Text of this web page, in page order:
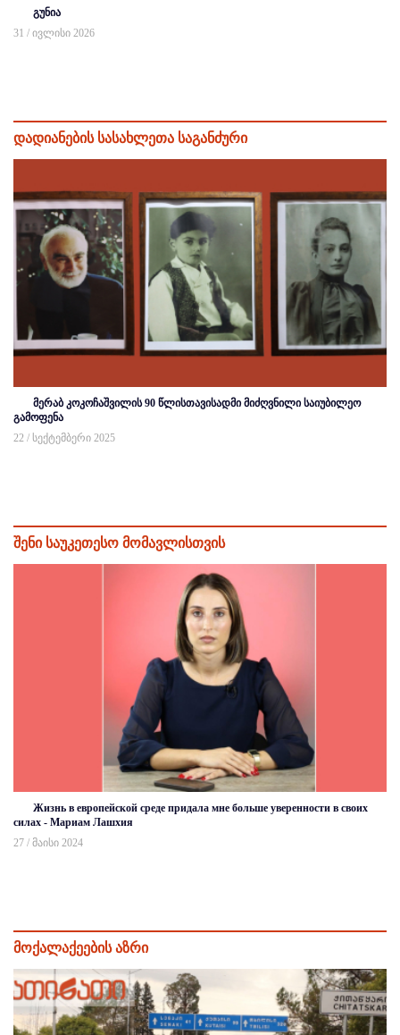
გუნია
31 / ივლისი 2026
დადიანების სასახლეთა საგანძური
მერაბ კოკოჩაშვილის 90 წლისთავისადმი მიძღვნილი საიუბილეო
გამოფენა
22 / სექტემბერი 2025
შენი საუკეთესო მომავლისთვის
Жизнь в европейской среде придала мне больше уверенности в своих
силах - Мариам Лашхия
27 / მაისი 2024
მოქალაქეების აზრი